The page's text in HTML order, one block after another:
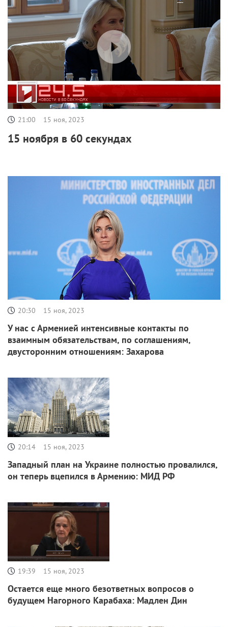
21:00 15 ноя, 2023
15 ноября в 60 секундах
20:30 15 ноя, 2023
У нас с Арменией интенсивные контакты по
взаимным обязательствам, по соглашениям,
двусторонним отношениям: Захарова
20:14 15 ноя, 2023
Западный план на Украине полностью провалился,
он теперь вцепился в Армению: МИД РФ
19:39 15 ноя, 2023
Остается еще много безответных вопросов о
будущем Нагорного Карабаха: Мадлен Дин